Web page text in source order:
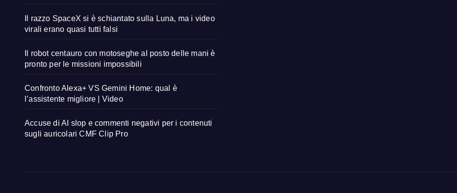
Il razzo SpaceX si è schiantato sulla Luna, ma i video
virali erano quasi tutti falsi
Il robot centauro con motoseghe al posto delle mani è
pronto per le missioni impossibili
Confronto Alexa+ VS Gemini Home: qual è
l’assistente migliore | Video
Accuse di AI slop e commenti negativi per i contenuti
sugli auricolari CMF Clip Pro